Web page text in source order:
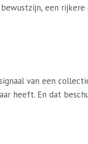
een
van een
heeft. En dat